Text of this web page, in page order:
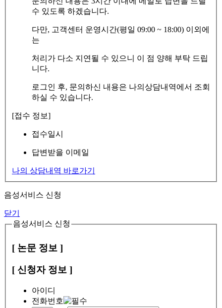
수 있도록 하겠습니다.
다만, 고객센터 운영시간(평일 09:00 ~ 18:00) 이외에
는
처리가 다소 지연될 수 있으니 이 점 양해 부탁 드립
니다.
로그인 후, 문의하신 내용은 나의상담내역에서 조회
하실 수 있습니다.
[접수 정보]
접수일시
답변받을 이메일
나의 상담내역 바로가기
음성서비스 신청
닫기
음성서비스 신청
[ 논문 정보 ]
[ 신청자 정보 ]
아이디
전화번호